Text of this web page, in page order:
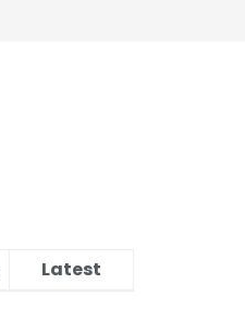
Latest